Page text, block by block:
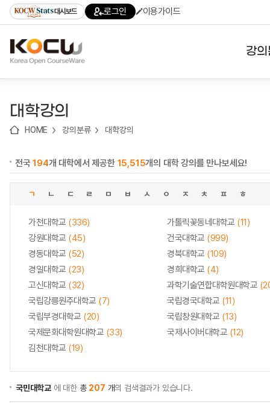
기
기
기
content)
가
대시보드 로그인 이용가이드
강
대학강의
HOME 강의분류 대학강의
전국194개 대학에서 제공한 15,515개의 대학 강의를 만나보세요!
ㄱ ㄴ ㄷ ㄹ ㅁ ㅂ ㅅ ㅇ ㅈ ㅊ ㅍ ㅎ
가천대학교 (336) 가톨릭꽃동네대학교 (11)
강원대학교 (45) 건국대학교 (999)
경동대학교 (52) 경북대학교 (109)
경일대학교 (23) 경희대학교 (4)
고신대학교 (32) 과학기술연합대학원대학교
국립강릉원주대학교 (7) 국립경국대학교 (11)
국립부경대학교 (20) 국립창원대학교 (13)
국제문화대학원대학교 (33) 국제사이버대학교 (12)
김천대학교 (19)
국민대학교 에 대한 총 207 개의 검색결과가 있습니다.